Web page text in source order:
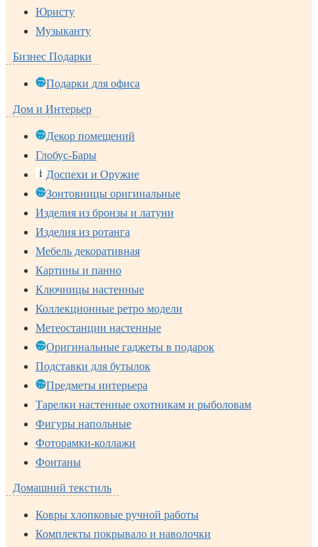
Юристу
Музыканту
Бизнес Подарки
Подарки для офиса
Дом и Интерьер
Декор помещений
Глобус-Бары
Доспехи и Оружие
Зонтовницы оригинальные
Изделия из бронзы и латуни
Изделия из ротанга
Мебель декоративная
Картины и панно
Ключницы настенные
Коллекционные ретро модели
Метеостанции настенные
Оригинальные гаджеты в подарок
Подставки для бутылок
Предметы интерьера
Тарелки настенные охотникам и рыболовам
Фигуры напольные
Фоторамки-коллажи
Фонтаны
Домашний текстиль
Ковры хлопковые ручной работы
Комплекты покрывало и наволочки